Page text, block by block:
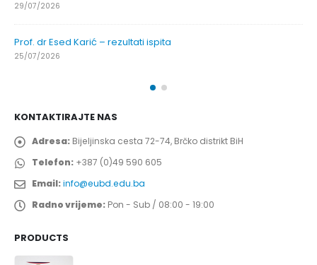
29/07/2026
Prof. dr Esed Karić – rezultati ispita
25/07/2026
KONTAKTIRAJTE NAS
Adresa: Bijeljinska cesta 72-74, Brčko distrikt BiH
Telefon: +387 (0)49 590 605
Email:info@eubd.edu.ba
Radno vrijeme: Pon - Sub / 08:00 - 19:00
PRODUCTS